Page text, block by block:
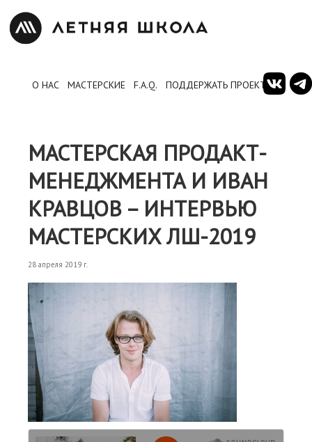
О НАС МАСТЕРСКИЕ F.A.Q. ПОДДЕРЖАТЬ ПРОЕКТ
МАСТЕРСКАЯ ПРОДАКТ-
МЕНЕДЖМЕНТА И ИВАН
КРАВЦОВ – ИНТЕРВЬЮ
МАСТЕРСКИХ ЛШ-2019
28 апреля 2019 г.